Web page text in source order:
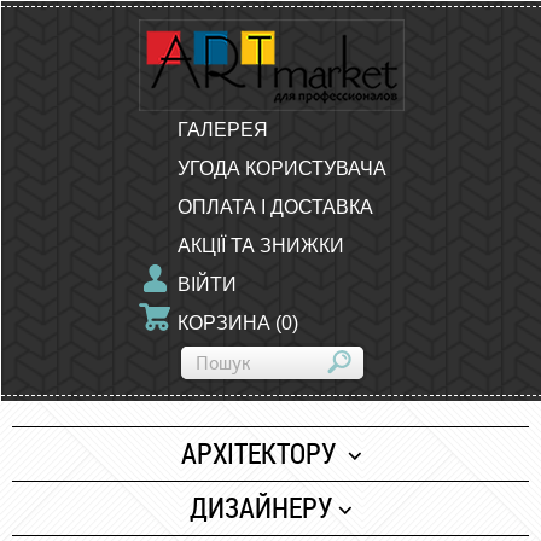
ГАЛЕРЕЯ
УГОДА КОРИСТУВАЧА
ОПЛАТА І ДОСТАВКА
АКЦІЇ ТА ЗНИЖКИ
ВІЙТИ
КОРЗИНА (0)
АРХІТЕКТОРУ
Папір
ДИЗАЙНЕРУ